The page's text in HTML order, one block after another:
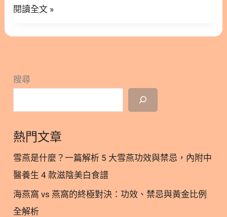
入，對維持牠們的生活品質有著極大的幫助。 這篇文
期，並探討各階段的照護重點。我們也會分享初期腎
能讓毛孩在面對疾病時少受點苦。 隱藏/顯示內容目
錄 內容目錄 : 顯示/隱藏 1. 什麼是貓腎衰竭？帶你認
識疾病成因 2. 貓急性腎衰竭與慢性腎臟病的差異 3.
檢報告：貓腎臟指數代表什麼？ 4.1. 貓腎指數降不下
來該怎麼辦？ 5. 貓咪初期腎衰竭怎麼吃？3大飲食調
5.2. 原則（2）│選擇適當的優質蛋白質與低磷飲食
5.3 原則（3）│循序漸進轉食，維持貓咪良好食慾 6.
貓腎臟病壽命有多長？各階段的預後評估 7. 走向最
柔
案！
閱讀全文 »
搜尋
熱門文章
雪燕是什麼？一篇解析 5 大雪燕功效與禁忌，內附中
醫養生 4 款滋陰美白食譜
海燕窩 vs 燕窩的終極對決：功效、禁忌與黃金比例
全解析